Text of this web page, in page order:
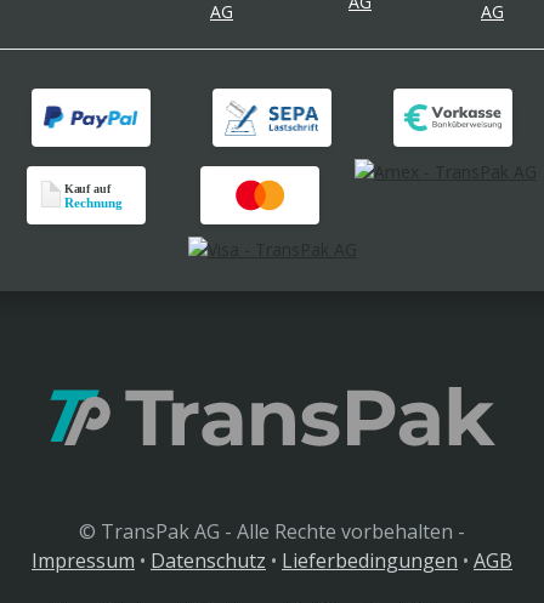
© TransPak AG - Alle Rechte vorbehalten -
Impressum • Datenschutz • Lieferbedingungen • AGB